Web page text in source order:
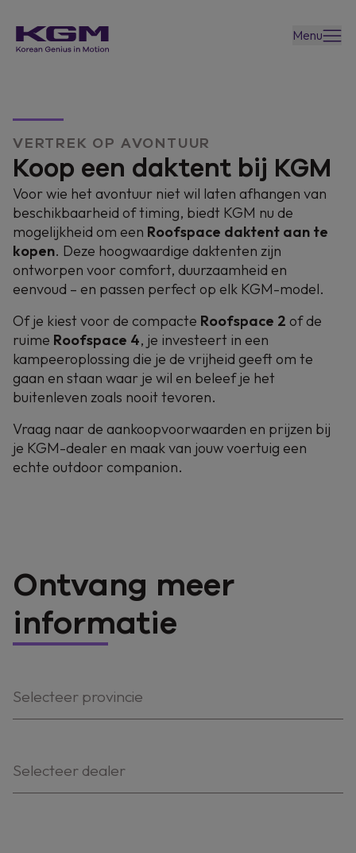
Menu
VERTREK OP AVONTUUR
Koop een daktent bij KGM
Voor wie het avontuur niet wil laten afhangen van
beschikbaarheid of timing, biedt KGM nu de
mogelijkheid om een Roofspace daktent aan te
kopen. Deze hoogwaardige daktenten zijn
ontworpen voor comfort, duurzaamheid en
eenvoud – en passen perfect op elk KGM-model.
Of je kiest voor de compacte Roofspace 2 of de
ruime Roofspace 4, je investeert in een
kampeeroplossing die je de vrijheid geeft om te
gaan en staan waar je wil en beleef je het
buitenleven zoals nooit tevoren.
Vraag naar de aankoopvoorwaarden en prijzen bij
je KGM-dealer en maak van jouw voertuig een
echte outdoor companion.
Ontvang meer
informatie
Selecteer provincie
Selecteer dealer